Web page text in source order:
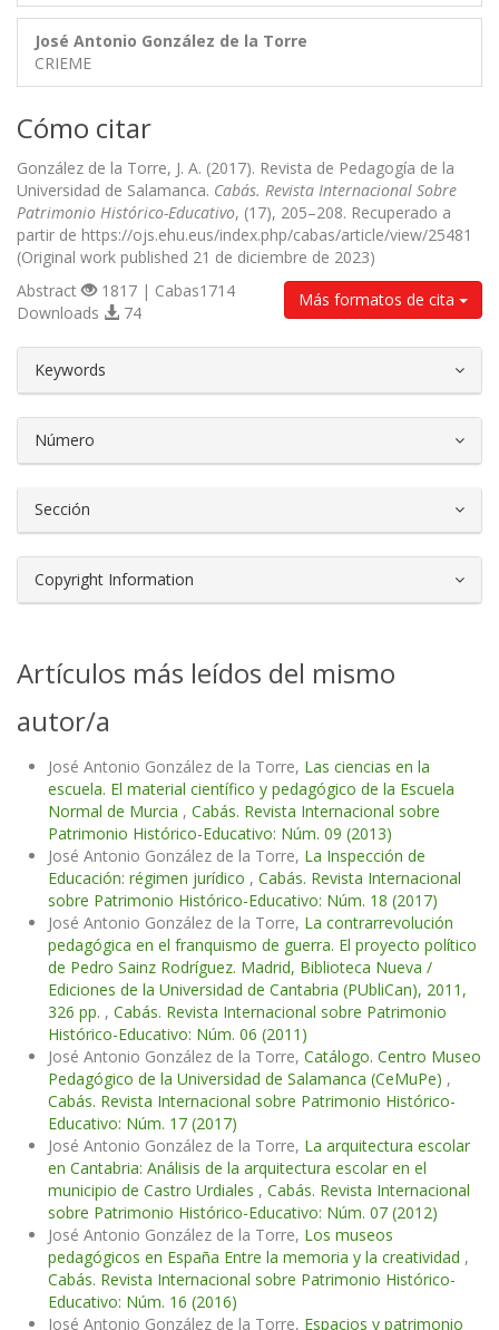
José Antonio González de la Torre
CRIEME
Cómo citar
González de la Torre, J. A. (2017). Revista de Pedagogía de la
Universidad de Salamanca. Cabás. Revista Internacional Sobre
Patrimonio Histórico-Educativo, (17), 205–208. Recuperado a
partir de https://ojs.ehu.eus/index.php/cabas/article/view/25481
(Original work published 21 de diciembre de 2023)
Más formatos de cita
Abstract
1817 | Cabas1714
Downloads
74
Keywords
Número
Sección
Copyright Information
Artículos más leídos del mismo
autor/a
José Antonio González de la Torre, Las ciencias en la
escuela. El material científico y pedagógico de la Escuela
Normal de Murcia , Cabás. Revista Internacional sobre
Patrimonio Histórico-Educativo: Núm. 09 (2013)
José Antonio González de la Torre, La Inspección de
Educación: régimen jurídico , Cabás. Revista Internacional
sobre Patrimonio Histórico-Educativo: Núm. 18 (2017)
José Antonio González de la Torre, La contrarrevolución
pedagógica en el franquismo de guerra. El proyecto político
de Pedro Sainz Rodríguez. Madrid, Biblioteca Nueva /
Ediciones de la Universidad de Cantabria (PUbliCan), 2011,
326 pp. , Cabás. Revista Internacional sobre Patrimonio
Histórico-Educativo: Núm. 06 (2011)
José Antonio González de la Torre, Catálogo. Centro Museo
Pedagógico de la Universidad de Salamanca (CeMuPe) ,
Cabás. Revista Internacional sobre Patrimonio Histórico-
Educativo: Núm. 17 (2017)
José Antonio González de la Torre, La arquitectura escolar
en Cantabria: Análisis de la arquitectura escolar en el
municipio de Castro Urdiales , Cabás. Revista Internacional
sobre Patrimonio Histórico-Educativo: Núm. 07 (2012)
José Antonio González de la Torre, Los museos
pedagógicos en España Entre la memoria y la creatividad ,
Cabás. Revista Internacional sobre Patrimonio Histórico-
Educativo: Núm. 16 (2016)
José Antonio González de la Torre, Espacios y patrimonio